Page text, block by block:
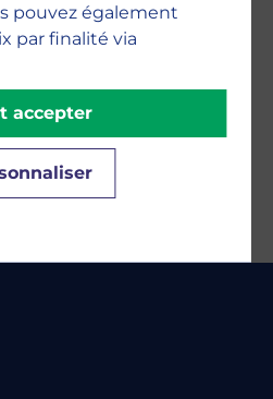
pouvez également
par finalité via
accepter